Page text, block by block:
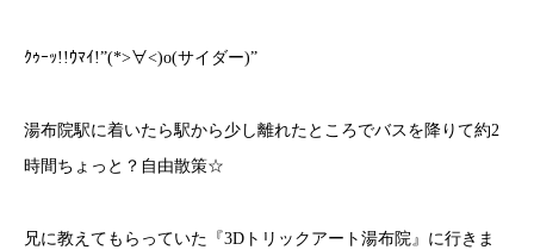
ｸｩｰｯ!!ｳﾏｲ!”(*>∀<)o(サイダー)”
湯布院駅に着いたら駅から少し離れたところでバスを降りて約2
時間ちょっと？自由散策☆
兄に教えてもらっていた『3Dトリックアート湯布院』に行きま